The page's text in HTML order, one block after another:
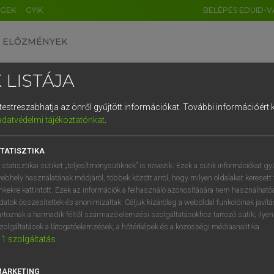
GYIK BELÉPÉS EDUID-
ELŐZMÉNYEK
szótár
VAN ELŐFIZETÉSED?
megtekintéséhez.
LISTÁJA
az önről gyűjtött információkat. További információért
tájékoztatónkat.
statisztikai sütiket „teljesítménysütiknek” is nevezik. Ezek a sütik információkat
használatának módjáról, többek között arról, hogy milyen oldalakat keresett
kattintott. Ezek az információk a felhasználó azonosítására nem
összesítettek és anonimizáltak. Céljuk kizárólag a weboldal funkcióinak
a harmadik féltől származó elemzési szolgáltatásokhoz tartozó sütik;
a látogatóelemzések, a hőtérképek és a közösségi médiaanalitika.
1 szolgáltatás
DE CN FR ES IT NL
1 2 3 4 5 6 7 8 9
q w e r t z u i
a s d f g h j k l é
í y x c v b n m , .